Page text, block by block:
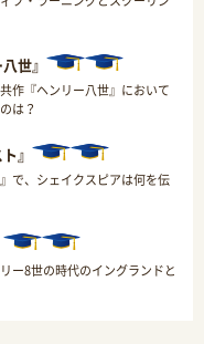
世』
作『ヘンリー八世』において
は？
』
で、シェイクスピアは何を伝
ー8世の時代のイングランドと